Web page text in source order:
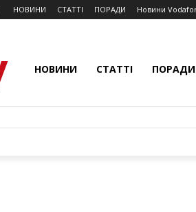
НОВИНИ СТАТТІ ПОРАДИ Новини
НОВИНИ СТАТТІ ПОРАДИ